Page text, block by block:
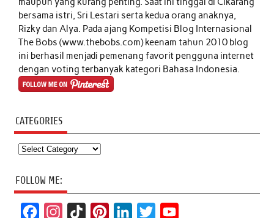
bersama istri, Sri Lestari serta kedua orang anaknya,
Rizky dan Alya. Pada ajang Kompetisi Blog Internasional
The Bobs (www.thebobs.com) keenam tahun 2010 blog
ini berhasil menjadi pemenang favorit pengguna internet
dengan voting terbanyak kategori Bahasa Indonesia.
CATEGORIES
Categories
FOLLOW ME: